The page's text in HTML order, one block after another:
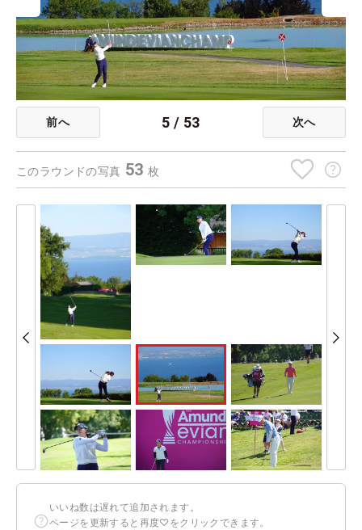
前へ 5 / 53 次へ
このラウンドの写真 53枚
いいね数は遅れて追加されます。
ページを更新すると再度♡をクリックできます。